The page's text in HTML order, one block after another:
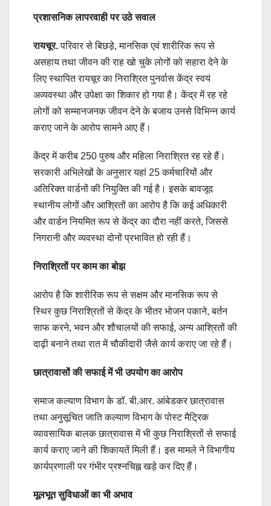
प्रशासनिक लापरवाही पर उठे सवाल
रायचूर.परिवार से बिछड़े, मानसिक एवं शारीरिक रूप से
असहाय तथा जीवन की राह खो चुके लोगों को सहारा देने के
लिए स्थापित रायचूर का निराश्रित पुनर्वास केंद्र स्वयं
अव्यवस्था और उपेक्षा का शिकार हो गया है। केंद्र में रह रहे
लोगों को सम्मानजनक जीवन देने के बजाय उनसे विभिन्न कार्य
कराए जाने के आरोप सामने आए हैं।
केंद्र में करीब 250 पुरुष और महिला निराश्रित रह रहे हैं।
सरकारी अभिलेखों के अनुसार यहां 25 कर्मचारियों और
अतिरिक्त वार्डनों की नियुक्ति की गई है। इसके बावजूद
स्थानीय लोगों और आश्रितों का आरोप है कि कई अधिकारी
और वार्डन नियमित रूप से केंद्र का दौरा नहीं करते, जिससे
निगरानी और व्यवस्था दोनों प्रभावित हो रही हैं।
निराश्रितों पर काम का बोझ
आरोप है कि शारीरिक रूप से सक्षम और मानसिक रूप से
स्थिर कुछ निराश्रितों से केंद्र के भीतर भोजन पकाने, बर्तन
साफ करने, भवन और शौचालयों की सफाई, अन्य आश्रितों की
दाढ़ी बनाने तथा रात में चौकीदारी जैसे कार्य कराए जा रहे हैं।
छात्रावासों की सफाई में भी उपयोग का आरोप
समाज कल्याण विभाग के डॉ. बी.आर. आंबेडकर छात्रावास
तथा अनुसूचित जाति कल्याण विभाग के पोस्ट मैट्रिक
व्यावसायिक बालक छात्रावास में भी कुछ निराश्रितों से सफाई
कार्य कराए जाने की शिकायतें मिली हैं। इस मामले ने विभागीय
कार्यप्रणाली पर गंभीर प्रश्नचिह्न खड़े कर दिए हैं।
मूलभूत सुविधाओं का भी अभाव